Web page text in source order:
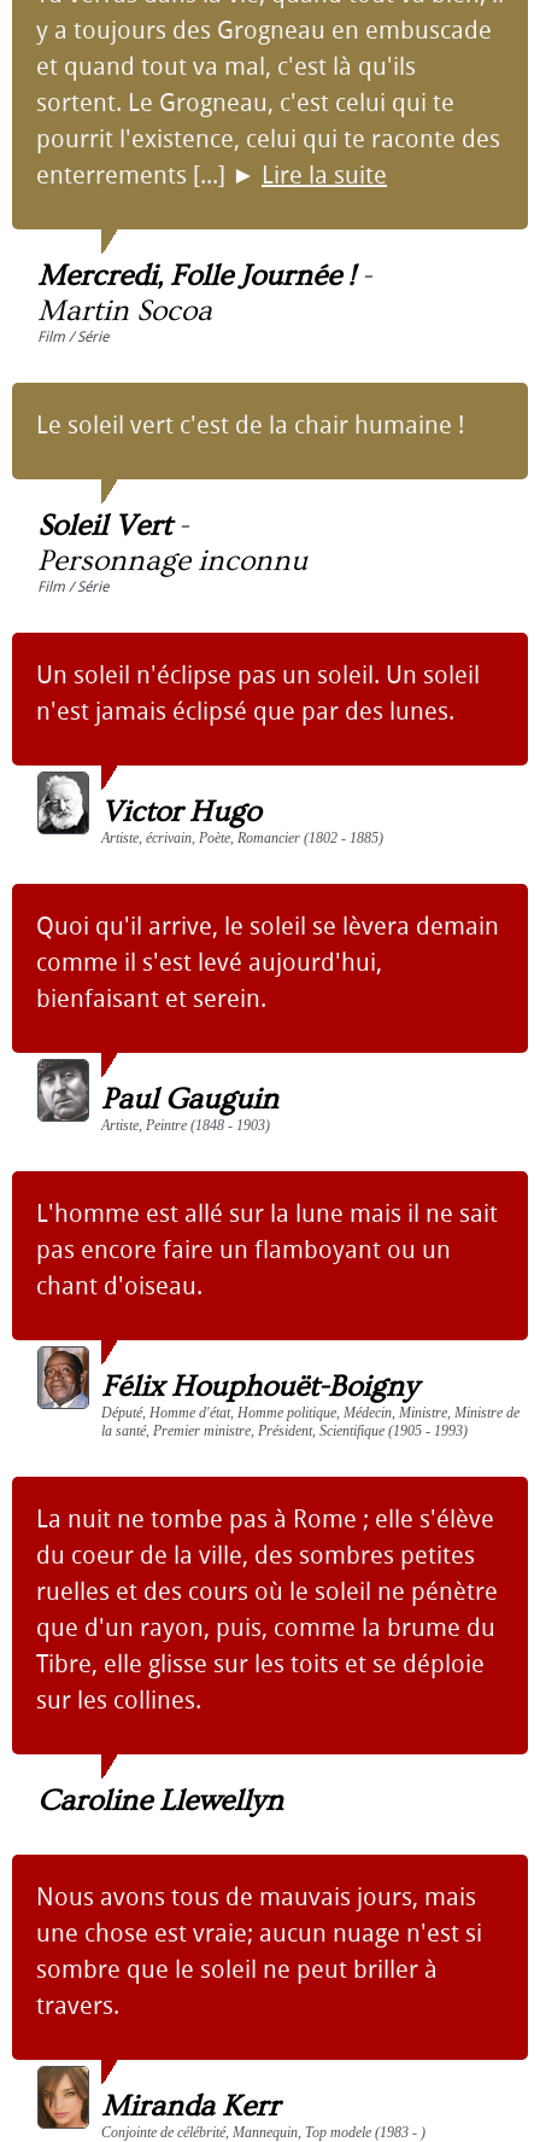
y a toujours des Grogneau en embuscade
et quand tout va mal, c'est là qu'ils
sortent. Le Grogneau, c'est celui qui te
pourrit l'existence, celui qui te raconte des
enterrements [...] ► Lire la suite
Mercredi, Folle Journée !-
Martin Socoa
Film / Série
Le soleil vert c'est de la chair humaine !
Soleil Vert-
Personnage inconnu
Film / Série
Un soleil n'éclipse pas un soleil. Un soleil
n'est jamais éclipsé que par des lunes.
Victor Hugo
Artiste, écrivain, Poète, Romancier (1802 - 1885)
Quoi qu'il arrive, le soleil se lèvera demain
comme il s'est levé aujourd'hui,
bienfaisant et serein.
Paul Gauguin
Artiste, Peintre (1848 - 1903)
L'homme est allé sur la lune mais il ne sait
pas encore faire un flamboyant ou un
chant d'oiseau.
Félix Houphouët-Boigny
Député, Homme d'état, Homme politique, Médecin, Ministre, Ministre de
la santé, Premier ministre, Président, Scientifique (1905 - 1993)
La nuit ne tombe pas à Rome ; elle s'élève
du coeur de la ville, des sombres petites
ruelles et des cours où le soleil ne pénètre
que d'un rayon, puis, comme la brume du
Tibre, elle glisse sur les toits et se déploie
sur les collines.
Caroline Llewellyn
Nous avons tous de mauvais jours, mais
une chose est vraie; aucun nuage n'est si
sombre que le soleil ne peut briller à
travers.
Miranda Kerr
Conjointe de célébrité, Mannequin, Top modele (1983 - )